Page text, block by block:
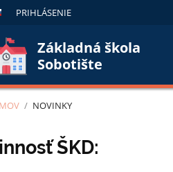
PRIHLÁSENIE
Základná škola
Sobotište
/ NOVINKY
ŠKD: